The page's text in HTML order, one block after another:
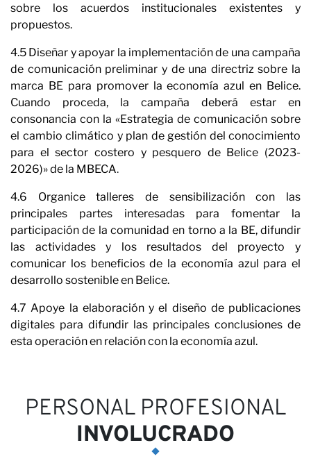
sobre los acuerdos institucionales existentes y
propuestos.
4.5 Diseñar y apoyar la implementación de una campaña
de comunicación preliminar y de una directriz sobre la
marca BE para promover la economía azul en Belice.
Cuando proceda, la campaña deberá estar en
consonancia con la «Estrategia de comunicación sobre
el cambio climático y plan de gestión del conocimiento
para el sector costero y pesquero de Belice (2023-
2026)» de la MBECA.
4.6 Organice talleres de sensibilización con las
principales partes interesadas para fomentar la
participación de la comunidad en torno a la BE, difundir
las actividades y los resultados del proyecto y
comunicar los beneficios de la economía azul para el
desarrollo sostenible en Belice.
4.7 Apoye la elaboración y el diseño de publicaciones
digitales para difundir las principales conclusiones de
esta operación en relación con la economía azul.
PERSONAL PROFESIONAL
INVOLUCRADO